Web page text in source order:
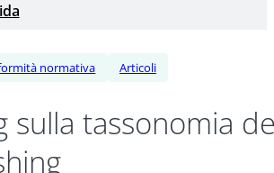
normativa Articoli
sulla tassonomia